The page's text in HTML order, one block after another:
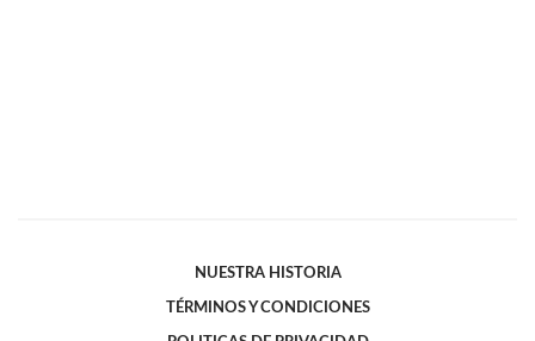
NUESTRA HISTORIA
TÉRMINOS Y CONDICIONES